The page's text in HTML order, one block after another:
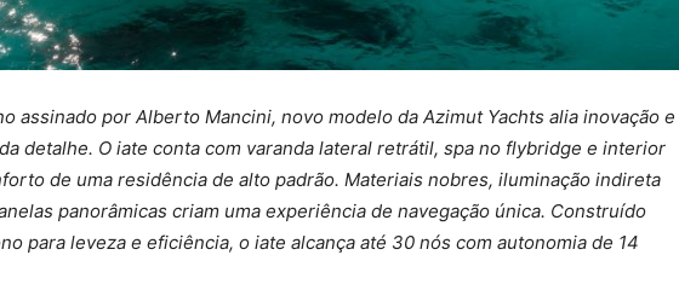
assinado por Alberto Mancini, novo modelo da Azimut Yachts alia inovação e
detalhe. O iate conta com varanda lateral retrátil, spa no flybridge e interior
de uma residência de alto padrão. Materiais nobres, iluminação indireta
panorâmicas criam uma experiência de navegação única. Construído
para leveza e eficiência, o iate alcança até 30 nós com autonomia de 14